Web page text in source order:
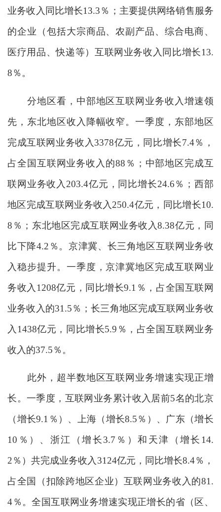
业务收入同比增长13.3％；主要提供网络销售服务
的企业（包括大宗商品、农副产品、综合电商、
医疗用品、快递等）互联网业务收入同比增长13.
8％。
分地区看，中部地区互联网业务收入增速领
先，东北地区收入降幅收窄。一季度，东部地区
完成互联网业务收入3378亿元，同比增长7.4％，
占全国互联网业务收入的88％；中部地区完成互
联网业务收入203.4亿元，同比增长24.6％；西部
地区完成互联网业务收入250.4亿元，同比增长10.
8％；东北地区完成互联网业务收入8.38亿元，同
比下降4.2％。京津冀、长三角地区互联网业务收
入稳步提升。一季度，京津冀地区完成互联网业
务收入1208亿元，同比增长9.1％，占全国互联网
业务收入的31.5％；长三角地区完成互联网业务收
入1438亿元，同比增长5.9％，占全国互联网业务
收入的37.5％。
此外，超半数地区互联网业务增速实现正增
长。一季度，互联网业务累计收入居前5名的北京
（增长9.1％）、上海（增长8.5％）、广东（增长
10％）、浙江（增长3.7％）和天津（增长14.
2％）共完成业务收入3124亿元，同比增长8.4％，
占全国（扣除跨地区企业）互联网业务收入的81.
4％。全国互联网业务增速实现正增长的省（区、